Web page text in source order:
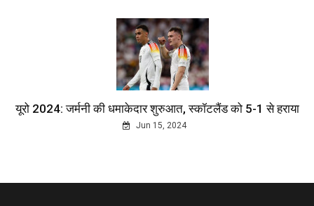
यूरो 2024: जर्मनी की धमाकेदार शुरुआत, स्कॉटलैंड को 5-1 से हराया
Jun 15, 2024